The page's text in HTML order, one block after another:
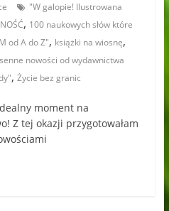
"W galopie! Ilustrowana
, 100 naukowych słów które
od A do Z", książki na wiosnę,
nowości od wydawnictwa
, Życie bez granic
moment na
Z tej okazji przygotowałam